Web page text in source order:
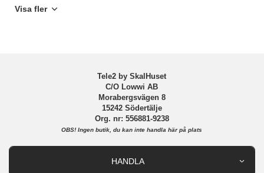
Tillverkarens art nr
iPhone 16 Pro Max Fodral
Visa fler
Tele2 by SkalHuset
C/O Lowwi AB
Morabergsvägen 8
15242 Södertälje
Org. nr: 556881-9238
OBS! Ingen butik, du kan inte handla här på plats
HANDLA